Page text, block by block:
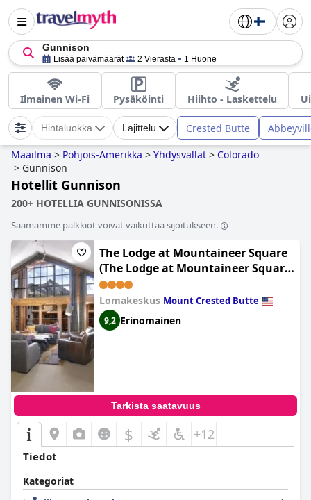
Gunnison
Lisää päivämäärät 2 Vierasta 1 Huone
Ilmainen Wi-Fi Pysäköinti Hiihto - Laskettelu
Hintaluokka Lajittelu Crested Butte
Maailma > Pohjois-Amerikka > Yhdysvallat > Colorado
> Gunnison
Hotellit Gunnison
200+ HOTELLIA GUNNISONISSA
Saamamme palkkiot voivat vaikuttaa sijoitukseen.
The Lodge at Mountaineer Square
(The Lodge at Mountaineer Square,
A Vail Resorts Property)
Lomakeskus Mount Crested Butte
9,2 Erinomainen
Tarkista saatavuus
$ +12
Tiedot
Kategoriat